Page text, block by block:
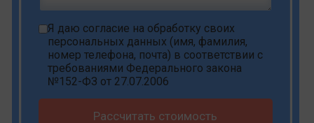
Я даю согласие на обработку своих
персональных данных (имя, фамилия,
номер телефона, почта) в соответствии с
требованиями Федерального закона
№152-ФЗ от 27.07.2006
Рассчитать стоимость